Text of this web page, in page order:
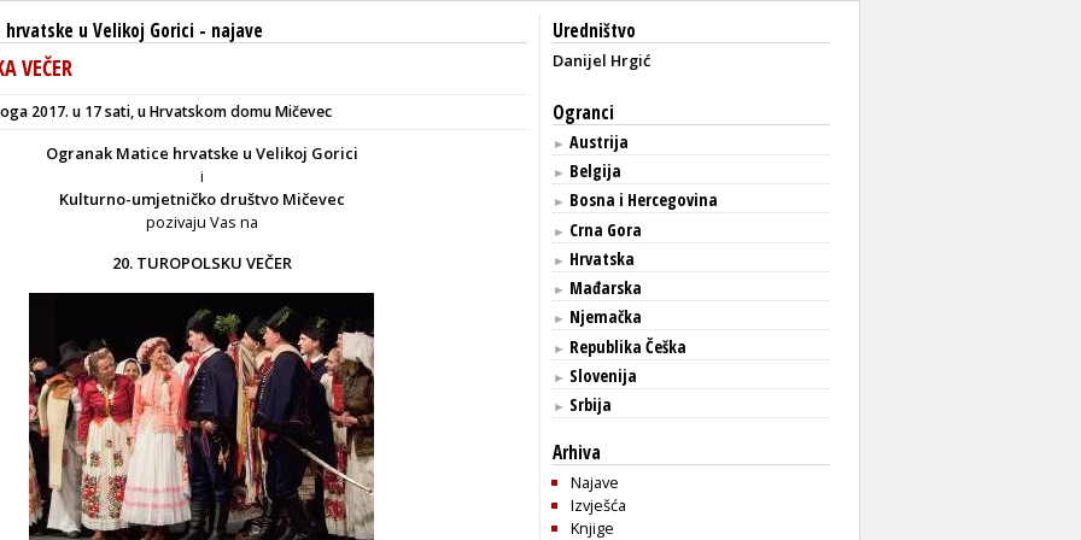
u Velikoj Gorici - najave
VEČER
2017. u 17 sati, u Hrvatskom domu Mičevec
Ogranak Matice hrvatske u Velikoj Gorici
i
Kulturno-umjetničko društvo Mičevec
pozivaju Vas na
20. TUROPOLSKU VEČER
Uredništvo
Danijel Hrgić
Ogranci
► Austrija
► Belgija
► Bosna i Hercegovina
► Crna Gora
► Hrvatska
► Mađarska
► Njemačka
► Republika Češka
► Slovenija
► Srbija
Arhiva
Najave
Izvješća
Knjige